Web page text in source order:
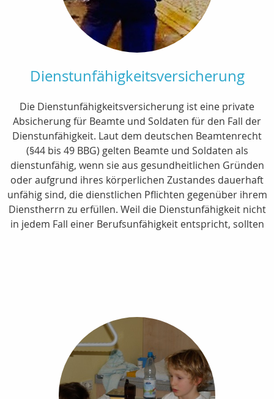
Dienstunfähigkeitsversicherung
Die Dienstunfähigkeitsversicherung ist eine private
Absicherung für Beamte und Soldaten für den Fall der
Dienstunfähigkeit. Laut dem deutschen Beamtenrecht
(§44 bis 49 BBG) gelten Beamte und Soldaten als
dienstunfähig, wenn sie aus gesundheitlichen Gründen
oder aufgrund ihres körperlichen Zustandes dauerhaft
unfähig sind, die dienstlichen Pflichten gegenüber ihrem
Dienstherrn zu erfüllen. Weil die Dienstunfähigkeit nicht
in jedem Fall einer Berufsunfähigkeit entspricht, sollten